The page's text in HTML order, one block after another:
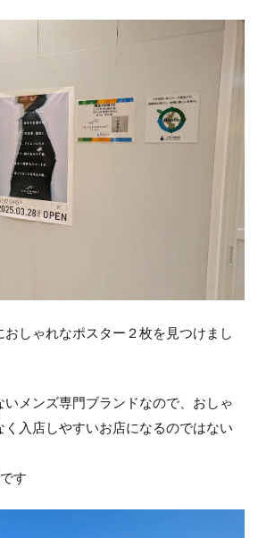
おしゃれなポスター２枚を見つけまし
いメンズ専門ブランドなので、おしゃ
入店しやすいお店になるのではない
す